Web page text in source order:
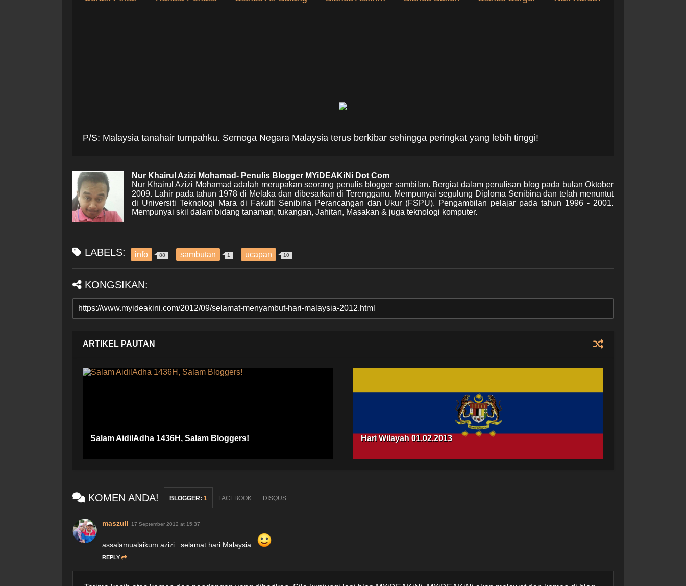
P/S: Malaysia tanahair tumpahku. Semoga Negara Malaysia terus berkibar sehingga peringkat yang lebih tinggi!
Nur Khairul Azizi Mohamad- Penulis Blogger MYiDEAKiNi Dot Com
Nur Khairul Azizi Mohamad adalah merupakan seorang penulis blogger sambilan. Bergiat dalam penulisan blog pada bulan Oktober
2009. Lahir pada tahun 1978 di Melaka dan dibesarkan di Terengganu. Mempunyai segulung Diploma Senibina dan telah menuntut
di Universiti Teknologi Mara di Fakulti Senibina Perancangan dan Ukur (FSPU). Pengambilan pelajar pada tahun 1996 - 2001.
Mempunyai skil dalam bidang tanaman, tukangan, Jahitan, Masakan & juga teknologi komputer.
LABELS: info 88 sambutan 1 ucapan 10
KONGSIKAN:
ARTIKEL PAUTAN
Salam AidilAdha 1436H, Salam Bloggers! Hari Wilayah 01.02.2013
KOMEN ANDA! BLOGGER: 1 FACEBOOK DISQUS
maszull 17 September 2012 at 15:37
assalamualaikum azizi...selamat hari Malaysia...
REPLY